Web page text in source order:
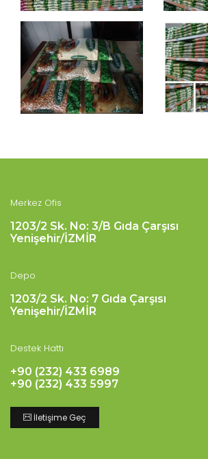
Merkez Ofis
1203/2 Sk. No: 3/B Gıda Çarşısı
Yenişehir/İZMİR
Depo
1203/2 Sk. No: 7 Gıda Çarşısı
Yenişehir/İZMİR
Destek Hattı
+90 (232) 433 6989
+90 (232) 433 5997
İletişime Geç